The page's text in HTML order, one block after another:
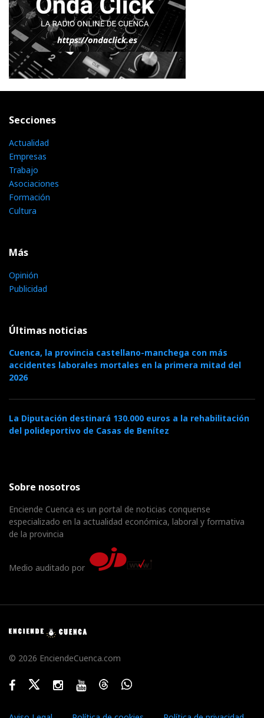
Secciones
Actualidad
Empresas
Trabajo
Asociaciones
Formación
Cultura
Más
Opinión
Publicidad
Últimas noticias
Cuenca, la provincia castellano-manchega con más
accidentes laborales mortales en la primera mitad del
2026
La Diputación destinará 130.000 euros a la rehabilitación
del polideportivo de Casas de Benítez
Sobre nosotros
Enciende Cuenca es un portal de noticias conquense
especializado en la actualidad económica, laboral y formativa
de la provincia
Medio auditado por
© 2026 EnciendeCuenca.com
FacebookTwitterInstagramYoutubeThreadsWhatsApp